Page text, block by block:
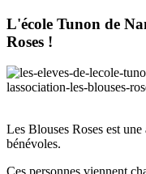
L'école Tunon de
Roses !
Les Blouses Roses est
bénévoles.